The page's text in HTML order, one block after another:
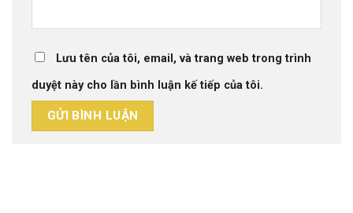
Lưu tên của tôi, email, và trang web trong trình
duyệt này cho lần bình luận kế tiếp của tôi.